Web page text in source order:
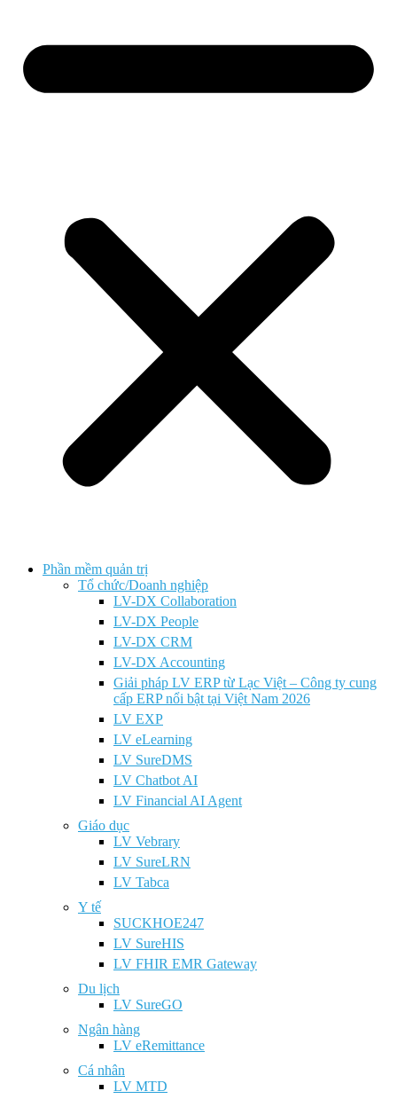
Phần mềm quản trị
Tổ chức/Doanh nghiệp
LV-DX Collaboration
LV-DX People
LV-DX CRM
LV-DX Accounting
Giải pháp LV ERP từ Lạc Việt – Công ty cung
cấp ERP nổi bật tại Việt Nam 2026
LV EXP
LV eLearning
LV SureDMS
LV Chatbot AI
LV Financial AI Agent
Giáo dục
LV Vebrary
LV SureLRN
LV Tabca
Y tế
SUCKHOE247
LV SureHIS
LV FHIR EMR Gateway
Du lịch
LV SureGO
Ngân hàng
LV eRemittance
Cá nhân
LV MTD